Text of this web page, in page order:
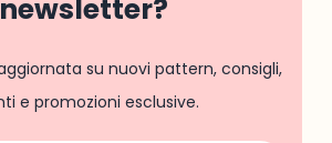
newsletter?
su nuovi pattern, consigli,
e promozioni esclusive.